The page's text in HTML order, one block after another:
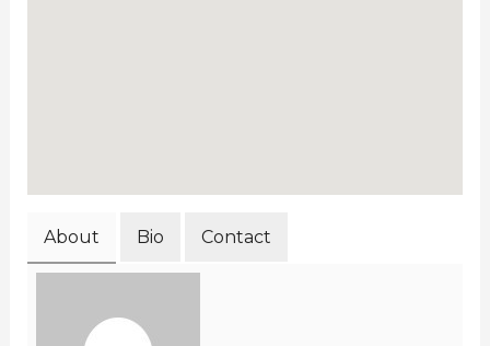
About Bio Contact